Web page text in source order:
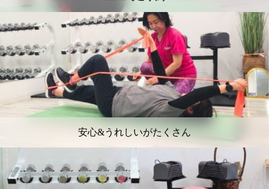
安心&うれしいがたくさん